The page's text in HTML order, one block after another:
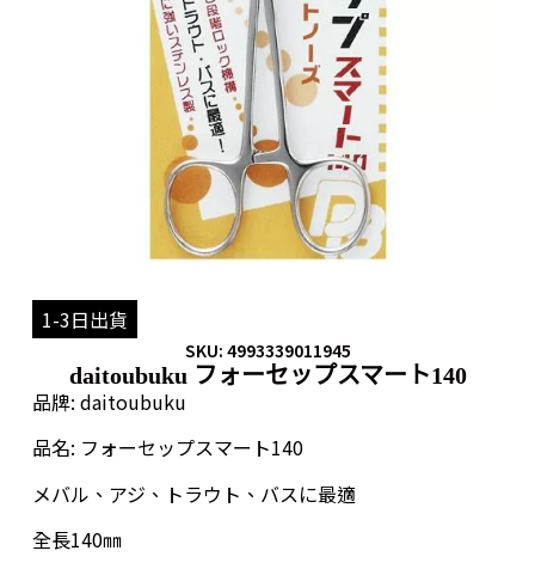
1-3日出貨
SKU: 4993339011945
daitoubuku フォーセップスマート140
品牌: daitoubuku
品名: フォーセップスマート140
メバル、アジ、トラウト、バスに最適
全長140㎜